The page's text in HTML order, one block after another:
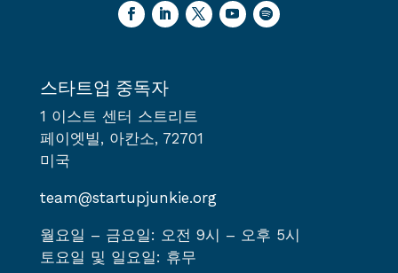
스타트업 중독자
1 이스트 센터 스트리트
페이엣빌, 아칸소, 72701
미국
team@startupjunkie.org
월요일 – 금요일: 오전 9시 – 오후 5시
토요일 및 일요일: 휴무